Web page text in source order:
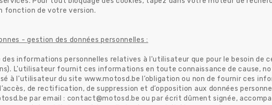
fonction de votre version.
- gestion des données personnelles :
informations personnelles relatives à l'utilisateur que pour le besoin de
L'utilisateur fournit ces informations en toute connaissance de cause,
à l'utilisateur du site www.motosd.be l’obligation ou non de fournir ces
de rectification, de suppression et d’opposition aux données
par email : contact@motosd.be ou par écrit dûment signée,